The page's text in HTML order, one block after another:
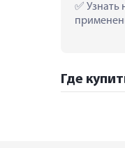
Узнать
Где